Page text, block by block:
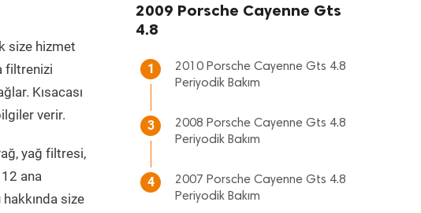
size hizmet
filtrenizi
Kısacası
verir.
yağ filtresi,
12 ana
size
2009 Porsche Cayenne Gts
4.8
1
2010 Porsche Cayenne Gts 4.8
Periyodik Bakım
3
2008 Porsche Cayenne Gts 4.8
Periyodik Bakım
4
2007 Porsche Cayenne Gts 4.8
Periyodik Bakım